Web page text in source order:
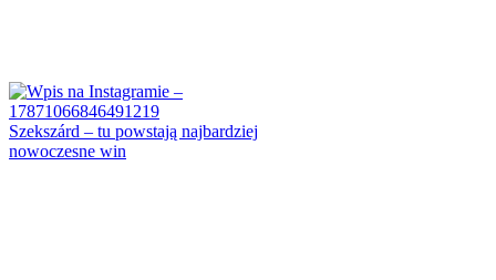
Szekszárd – tu powstają najbardziej
nowoczesne win